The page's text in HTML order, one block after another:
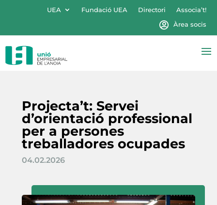
UEA Fundació UEA Directori
Associa’t!
Àrea socis
Projecta’t: Servei
d’orientació professional
per a persones
treballadores ocupades
04.02.2026